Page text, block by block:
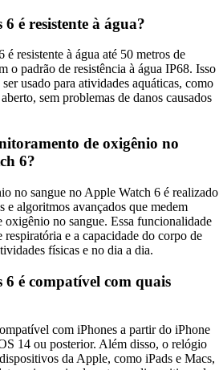
é resistente à água?
resistente à água até 50 metros de
o padrão de resistência à água IP68. Isso
usado para atividades aquáticas, como
sem problemas de danos causados
de oxigênio no
6?
no sangue no Apple Watch 6 é realizado
e algoritmos avançados que medem
oxigênio no sangue. Essa funcionalidade
e a capacidade do corpo de
físicas e no dia a dia.
6 é compatível com quais
com iPhones a partir do iPhone
14 ou posterior. Além disso, o relógio
da Apple, como iPads e Macs,